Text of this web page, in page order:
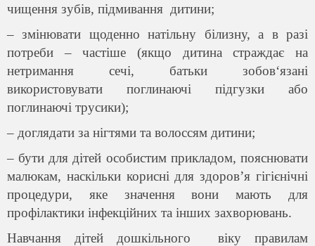
чищення зубів, підмивання дитини;
– змінювати щоденно натільну білизну, а в разі
потреби – частіше (якщо дитина страждає на
нетримання сечі, батьки зобов‘язані
використовувати поглинаючі підгузки або
поглинаючі трусики);
– доглядати за нігтями та волоссям дитини;
– бути для дітей особистим прикладом, пояснювати
малюкам, наскільки корисні для здоров’я гігієнічні
процедури, яке значення вони мають для
профілактики інфекційних та інших захворювань.
Навчання дітей дошкільного віку правилам